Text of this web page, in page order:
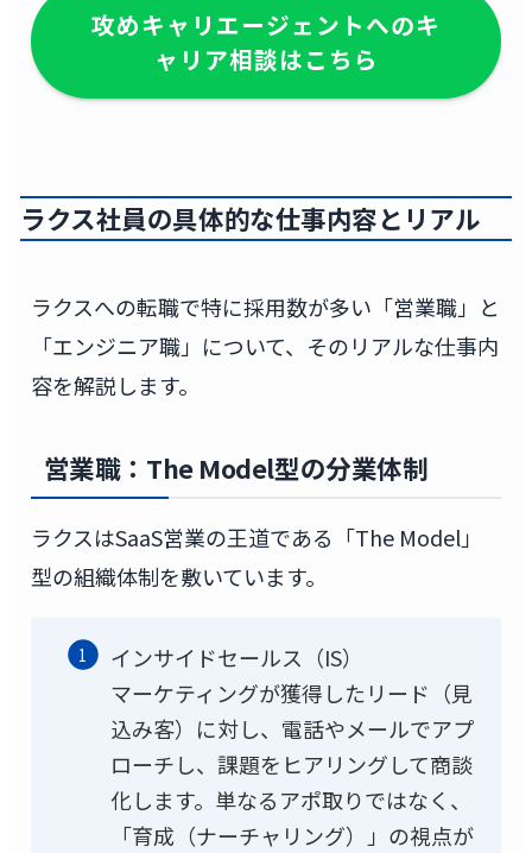
攻めキャリエージェントへのキ
ャリア相談はこちら
ラクス社員の具体的な仕事内容とリアル
ラクスへの転職で特に採用数が多い「営業職」と
「エンジニア職」について、そのリアルな仕事内
容を解説します。
営業職：The Model型の分業体制
ラクスはSaaS営業の王道である「The Model」
型の組織体制を敷いています。
インサイドセールス（IS）
マーケティングが獲得したリード（見
込み客）に対し、電話やメールでアプ
ローチし、課題をヒアリングして商談
化します。単なるアポ取りではなく、
「育成（ナーチャリング）」の視点が